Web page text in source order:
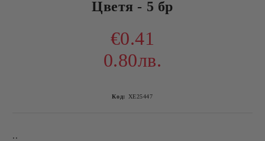
Цветя - 5 бр
€0.41
0.80лв.
Код: ХЕ25447
..